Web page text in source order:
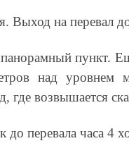
на перевал
пункт.
над уровнем
где возвышается
перевала часа 4